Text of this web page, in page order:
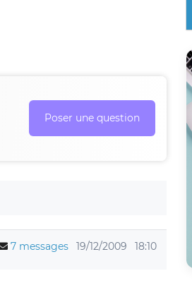
Poser une question
7 messages 19/12/2009 18:10